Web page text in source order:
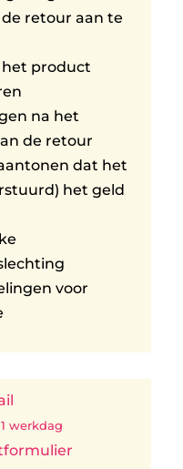
retour aan te
het product
na het
de retour
dat het
het geld
voor
werkdag